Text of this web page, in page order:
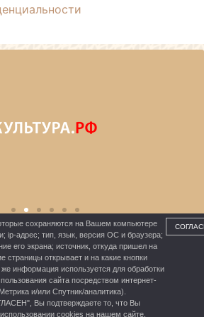
ЦКС»
сохраняются на Вашем компьютере
ip-адрес; тип, язык, версия ОС и браузера;
его экрана; источник, откуда пришел на
страницы открывает и на какие кнопки
информация используется для обработки
сайта посредством интернет-
и/или Спутник/аналитика).
Вы подтверждаете то, что Вы
cookies на нашем сайте.